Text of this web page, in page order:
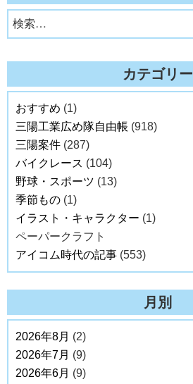
検
索:
カテゴリー
おすすめ (1)
三陽工業広め隊自由帳 (918)
三陽案件 (287)
バイクレース (104)
野球・スポーツ (13)
季節もの (1)
イラスト・キャラクター (1)
ペーパークラフト
アイコム時代の記事 (553)
月別
2026年8月 (2)
2026年7月 (9)
2026年6月 (9)